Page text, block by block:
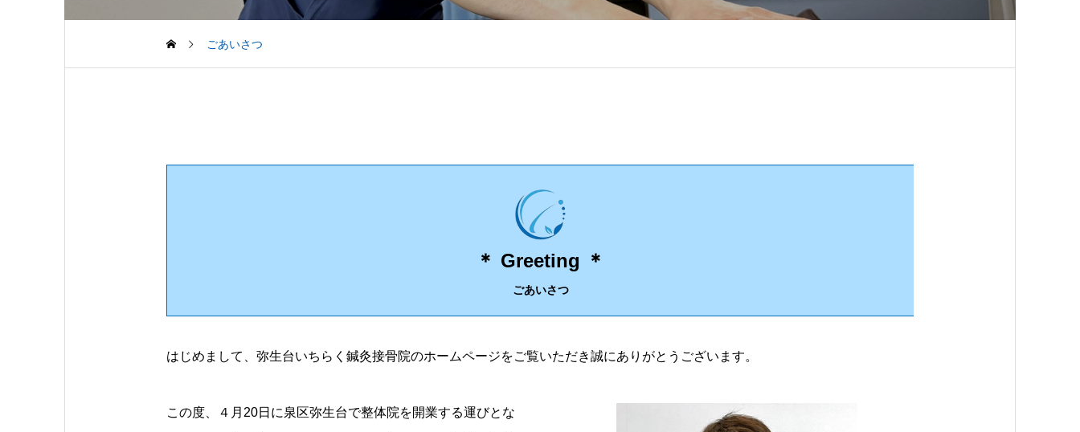
ごあいさつ
＊ Greeting ＊
ごあいさつ
はじめまして、弥生台いちらく鍼灸接骨院のホームページをご覧いただき誠にありがとうございます。
この度、４月20日に泉区弥生台で整体院を開業する運びとな